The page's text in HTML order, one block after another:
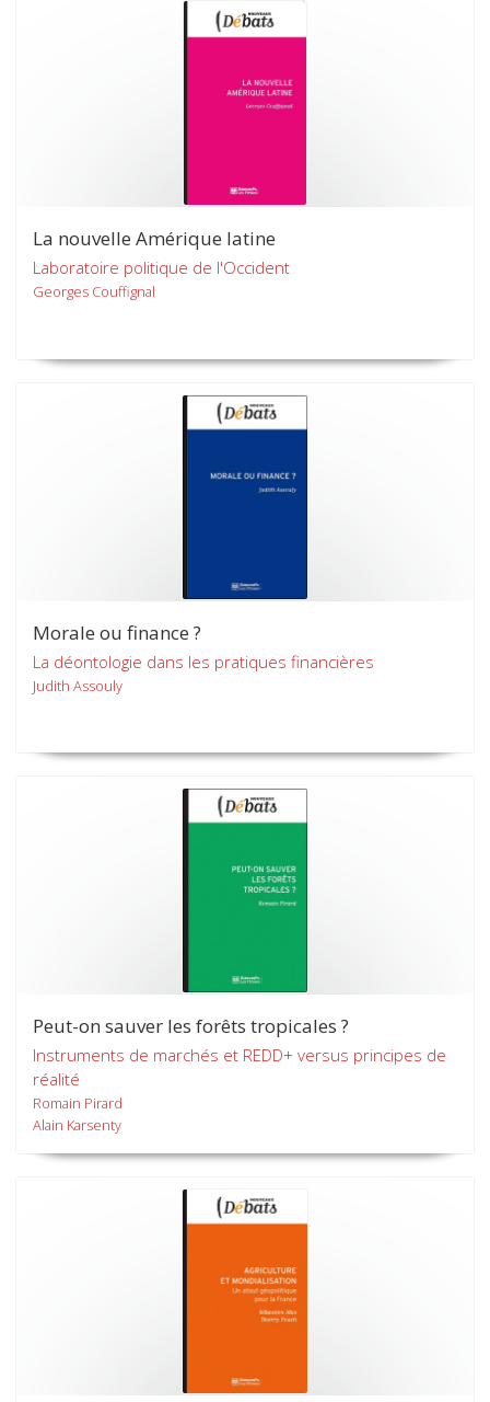
La nouvelle Amérique latine
Laboratoire politique de l'Occident
Georges Couffignal
Morale ou finance ?
La déontologie dans les pratiques financières
Judith Assouly
Peut-on sauver les forêts tropicales ?
Instruments de marchés et REDD+ versus principes de
réalité
Romain Pirard
Alain Karsenty